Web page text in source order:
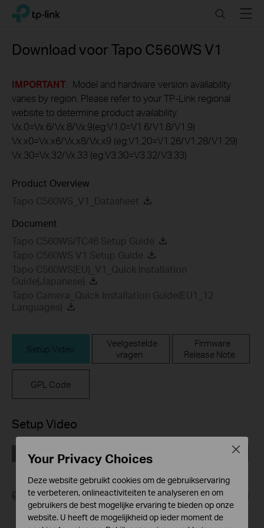
Click
navigation
TP-Link, Reliably Smart SearchMenu
Download voorTapo C560WS V1
IMPORTANT: Model and hardware version availability
varies by region. Please refer to your TP-Link regional
website to determine product availability.
Vx.0=Vx.6/Vx.8/Vx.9(eg:V1.0=V1.6/V1.8/V1.9)
Vx.x0=Vx.x6/Vx.x8/Vx.x9 (eg:V1.20=V1.26/V1.28/V1.29)
Vx.30=Vx.32/Vx.33 (eg:V3.30=V3.32/V3.33)
Product Overview
Tapo C560WS_V1_Datasheet
Document
Tapo C560WS/TC46 Setup Guide
Tapo C560WS V1 Setup Guide
Tapo C560WS(EU)_V1_Quick Installation
Guide(Japanese)
Tapo Camera_Quick Installation Guide(EU1_12
Languages)
Setup Video
Veelgestelde
vragen
Firmware
Release Note
GPL Code
Setup Video
Your Privacy Choices
Deze website gebruikt cookies om de gebruikservaring
te verbeteren, onlineactiviteiten te analyseren en om
gebruikers de best mogelijke ervaring te bieden op onze
website. U heeft de mogelijkheid op ieder moment de
Close